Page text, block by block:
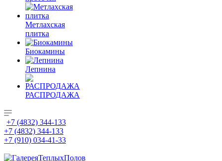
Метлахская
плитка
Биокамины
Лепнина
РАСПРОДАЖА
+7 (4832) 344-133
+7 (4832) 344-133
+7 (910) 034-41-33